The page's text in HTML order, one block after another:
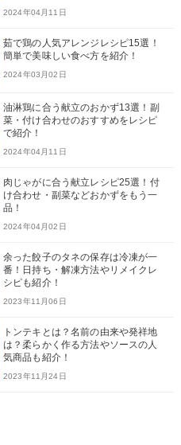
2024年04月11日
茹で鶏の人気アレンジレシピ15選！
簡単で美味しい食べ方を紹介！
2024年03月02日
油淋鶏に合う献立のおかず13選！副
菜・付け合わせのおすすめをレシピ
で紹介！
2024年04月11日
肉じゃがに合う献立レシピ25選！付
け合わせ・副菜などおかずをもう一
品！
2024年04月02日
余った餃子のタネの保存は冷凍が一
番！日持ち・解凍方法やリメイクレ
シピも紹介！
2023年11月06日
トンテキとは？名前の由来や発祥地
は？柔らかく作る方法やソースの人
気商品も紹介！
2023年11月24日